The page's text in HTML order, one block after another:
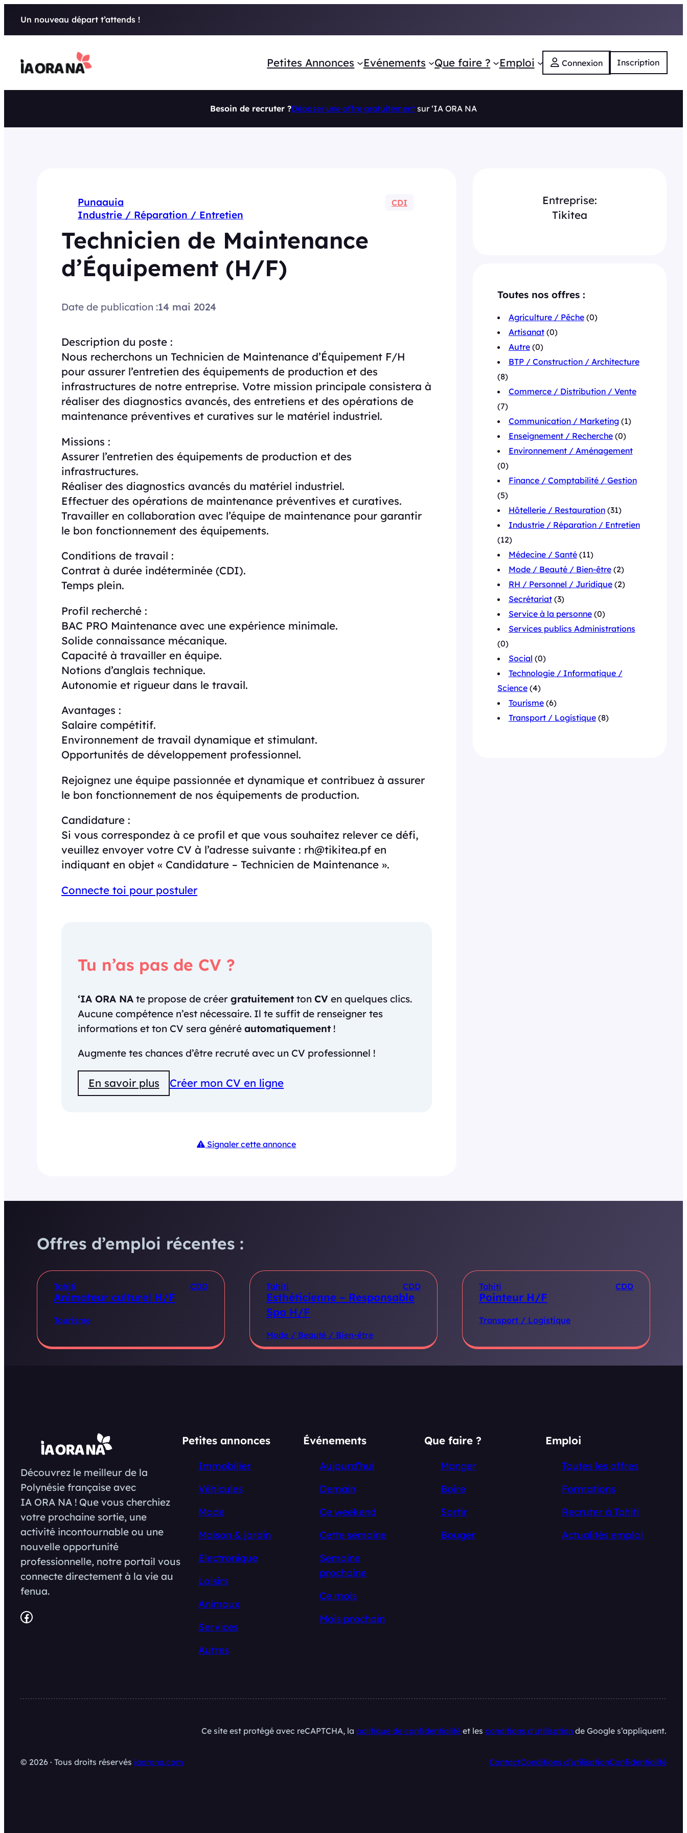
Un nouveau départ t’attends !
Petites Annonces Evénements Que faire ? Emploi Connexion Inscription
Besoin de recruter ?Déposer une offre gratuitement sur ‘IA ORA NA
Punaauia CDI
Industrie / Réparation / Entretien
Technicien de Maintenance
d’Équipement (H/F)
Date de publication :14 mai 2024
Description du poste :
Nous recherchons un Technicien de Maintenance d’Équipement F/H
pour assurer l’entretien des équipements de production et des
infrastructures de notre entreprise. Votre mission principale consistera à
réaliser des diagnostics avancés, des entretiens et des opérations de
maintenance préventives et curatives sur le matériel industriel.
Missions :
Assurer l’entretien des équipements de production et des
infrastructures.
Réaliser des diagnostics avancés du matériel industriel.
Effectuer des opérations de maintenance préventives et curatives.
Travailler en collaboration avec l’équipe de maintenance pour garantir
le bon fonctionnement des équipements.
Conditions de travail :
Contrat à durée indéterminée (CDI).
Temps plein.
Profil recherché :
BAC PRO Maintenance avec une expérience minimale.
Solide connaissance mécanique.
Capacité à travailler en équipe.
Notions d’anglais technique.
Autonomie et rigueur dans le travail.
Avantages :
Salaire compétitif.
Environnement de travail dynamique et stimulant.
Opportunités de développement professionnel.
Rejoignez une équipe passionnée et dynamique et contribuez à assurer
le bon fonctionnement de nos équipements de production.
Candidature :
Si vous correspondez à ce profil et que vous souhaitez relever ce défi,
veuillez envoyer votre CV à l’adresse suivante : rh@tikitea.pf en
indiquant en objet « Candidature – Technicien de Maintenance ».
Connecte toi pour postuler
Tu n’as pas de CV ?
‘IA ORA NA te propose de créer gratuitement ton CV en quelques clics.
Aucune compétence n’est nécessaire. Il te suffit de renseigner tes
informations et ton CV sera généré automatiquement !
Augmente tes chances d’être recruté avec un CV professionnel !
En savoir plus Créer mon CV en ligne
Signaler cette annonce
Entreprise:
Tikitea
Toutes nos offres :
Agriculture / Pêche(0)
Artisanat(0)
Autre(0)
BTP / Construction / Architecture
(8)
Commerce / Distribution / Vente
(7)
Communication / Marketing(1)
Enseignement / Recherche(0)
Environnement / Aménagement
(0)
Finance / Comptabilité / Gestion
(5)
Hôtellerie / Restauration(31)
Industrie / Réparation / Entretien
(12)
Médecine / Santé(11)
Mode / Beauté / Bien-être(2)
RH / Personnel / Juridique(2)
Secrétariat(3)
Service à la personne(0)
Services publics Administrations
(0)
Social (0)
Technologie / Informatique /
Science(4)
Tourisme(6)
Transport / Logistique(8)
Offres d’emploi récentes :
Tahiti CDD
Animateur culturel H/F
Tourisme
Tahiti CDD
Esthéticienne – Responsable
Spa H/F
Mode / Beauté / Bien-être
Tahiti CDD
Pointeur H/F
Transport / Logistique
Découvrez le meilleur de la
Polynésie française avec
IA ORA NA ! Que vous cherchiez
votre prochaine sortie, une
activité incontournable ou une
nouvelle opportunité
professionnelle, notre portail vous
connecte directement à la vie au
fenua.
Facebook
Petites annonces
Immobilier
Véhicules
Mode
Maison & jardin
Electronique
Loisirs
Animaux
Services
Autres
Événements
Aujourd’hui
Demain
Ce weekend
Cette semaine
Semaine
prochaine
Ce mois
Mois prochain
Que faire ?
Manger
Boire
Sortir
Bouger
Emploi
Toutes les offres
Formations
Recruter à Tahiti
Actualités emploi
Ce site est protégé avec reCAPTCHA, la politique de confidentialité et les conditions d’utilisation de Google s’appliquent.
© 2026 · Tous droits réservés iaorana.com ContactConditions d’utilisationConfidentialité